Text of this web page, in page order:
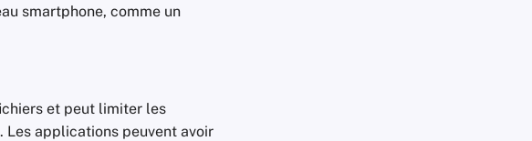
smartphone, comme un
et peut limiter les
. Les applications peuvent avoir